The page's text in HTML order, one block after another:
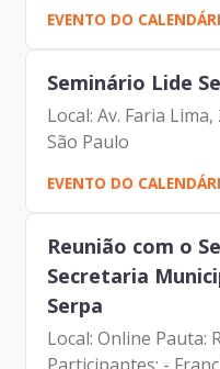
Forbes – Presidente
Tomiatto de Oliveira
EVENTO DO
Seminário Lide
Local: Av. Faria
São Paulo
EVENTO DO
Reunião com o
Secretaria
Serpa
Local: Online Pauta: